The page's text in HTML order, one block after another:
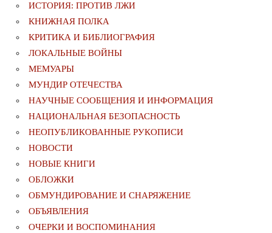
ИСТОРИЯ: ПРОТИВ ЛЖИ
КНИЖНАЯ ПОЛКА
КРИТИКА И БИБЛИОГРАФИЯ
ЛОКАЛЬНЫЕ ВОЙНЫ
МЕМУАРЫ
МУНДИР ОТЕЧЕСТВА
НАУЧНЫЕ СООБЩЕНИЯ И ИНФОРМАЦИЯ
НАЦИОНАЛЬНАЯ БЕЗОПАСНОСТЬ
НЕОПУБЛИКОВАННЫЕ РУКОПИСИ
НОВОСТИ
НОВЫЕ КНИГИ
ОБЛОЖКИ
ОБМУНДИРОВАНИЕ И СНАРЯЖЕНИЕ
ОБЪЯВЛЕНИЯ
ОЧЕРКИ И ВОСПОМИНАНИЯ